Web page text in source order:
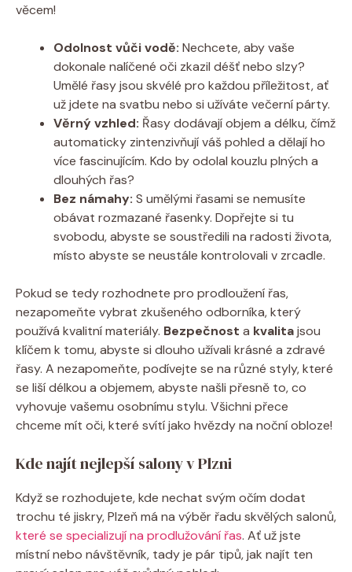
věcem!
Odolnost vůči vodě: Nechcete, aby vaše
dokonale nalíčené oči zkazil déšť nebo slzy?
Umělé řasy jsou skvélé pro každou příležitost, ať
už jdete na svatbu nebo si užíváte večerní párty.
Věrný vzhled: Řasy dodávají objem a délku, čímž
automaticky zintenzivňují váš pohled a dělají ho
více fascinujícím. Kdo by odolal kouzlu plných a
dlouhých řas?
Bez námahy: S umělými řasami se nemusíte
obávat rozmazané řasenky. Dopřejte si tu
svobodu, abyste se soustředili na radosti života,
místo abyste se neustále kontrolovali v zrcadle.
Pokud se tedy rozhodnete pro prodloužení řas,
nezapomeňte vybrat zkušeného odborníka, který
používá kvalitní materiály. Bezpečnost a kvalitajsou
klíčem k tomu, abyste si dlouho užívali krásné a zdravé
řasy. A nezapomeňte, podívejte se na různé styly, které
se liší délkou a objemem, abyste našli přesně to, co
vyhovuje vašemu osobnímu stylu. Všichni přece
chceme mít oči, které svítí jako hvězdy na noční obloze!
Kde najít nejlepší salony v Plzni
Když se rozhodujete, kde nechat svým očím dodat
trochu té jiskry, Plzeň má na výběr řadu skvělých salonů,
které se specializují na prodlužování řas. Ať už jste
místní nebo návštěvník, tady je pár tipů, jak najít ten